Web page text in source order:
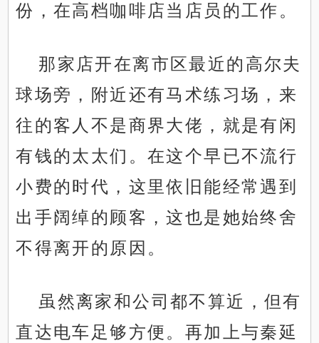
份，在高档咖啡店当店员的工作。
那家店开在离市区最近的高尔夫
球场旁，附近还有马术练习场，来
往的客人不是商界大佬，就是有闲
有钱的太太们。在这个早已不流行
小费的时代，这里依旧能经常遇到
出手阔绰的顾客，这也是她始终舍
不得离开的原因。
虽然离家和公司都不算近，但有
直达电车足够方便。再加上与秦延